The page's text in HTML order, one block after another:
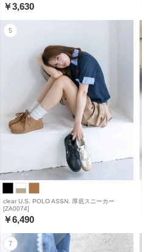
￥3,630
clear U.S. POLO ASSN. 厚底スニーカー
[ZA0074]
￥6,490